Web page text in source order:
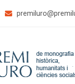
@orulimerp